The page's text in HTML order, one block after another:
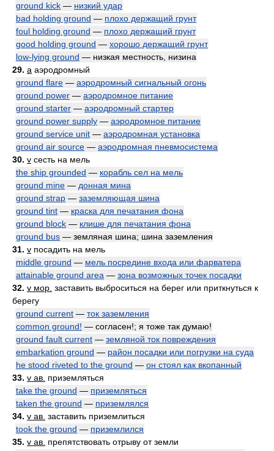
ground kick — низкий удар
bad holding ground — плохо держащий грунт
foul holding ground — плохо держащий грунт
good holding ground — хорошо держащий грунт
low-lying ground — низкая местность, низина
29. a аэродромный
ground flare — аэродромный сигнальный огонь
ground power — аэродромное питание
ground starter — аэродромный стартер
ground power supply — аэродромное питание
ground service unit — аэродромная установка
ground air source — аэродромная пневмосистема
30. v сесть на мель
the ship grounded — корабль сел на мель
ground mine — донная мина
ground strap — заземляющая шина
ground tint — краска для печатания фона
ground block — клише для печатания фона
ground bus — земляная шина; шина заземления
31. v посадить на мель
middle ground — мель посредине входа или фарватера
attainable ground area — зона возможных точек посадки
32. v мор. заставить выброситься на берег или приткнуться к
берегу
ground current — ток заземления
common ground! — согласен!; я тоже так думаю!
ground fault current — земляной ток повреждения
embarkation ground — район посадки или погрузки на суда
he stood riveted to the ground — он стоял как вкопанный
33. v ав. приземляться
take the ground — приземляться
taken the ground — приземлялся
34. v ав. заставить приземлиться
took the ground — приземлился
35. v ав. препятствовать отрыву от земли